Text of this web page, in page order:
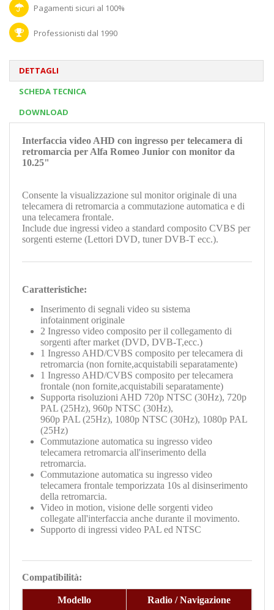
Pagamenti sicuri al 100%
Professionisti dal 1990
DETTAGLI
SCHEDA TECNICA
DOWNLOAD
Interfaccia video AHD con ingresso per telecamera di
retromarcia per Alfa Romeo Junior con monitor da
10.25"
Consente la visualizzazione sul monitor originale di una
telecamera di retromarcia a commutazione automatica e di
una telecamera frontale.
Include due ingressi video a standard composito CVBS per
sorgenti esterne (Lettori DVD, tuner DVB-T ecc.).
Caratteristiche:
Inserimento di segnali video su sistema
infotainment originale
2 Ingresso video composito per il collegamento di
sorgenti after market (DVD, DVB-T,ecc.)
1 Ingresso AHD/CVBS composito per telecamera di
retromarcia (non fornite,acquistabili separatamente)
1 Ingresso AHD/CVBS composito per telecamera
frontale (non fornite,acquistabili separatamente)
Supporta risoluzioni AHD 720p NTSC (30Hz), 720p
PAL (25Hz), 960p NTSC (30Hz),
960p PAL (25Hz), 1080p NTSC (30Hz), 1080p PAL
(25Hz)
Commutazione automatica su ingresso video
telecamera retromarcia all'inserimento della
retromarcia.
Commutazione automatica su ingresso video
telecamera frontale temporizzata 10s al disinserimento
della retromarcia.
Video in motion, visione delle sorgenti video
collegate all'interfaccia anche durante il movimento.
Supporto di ingressi video PAL ed NTSC
Compatibilità:
Modello Radio / Navigazione